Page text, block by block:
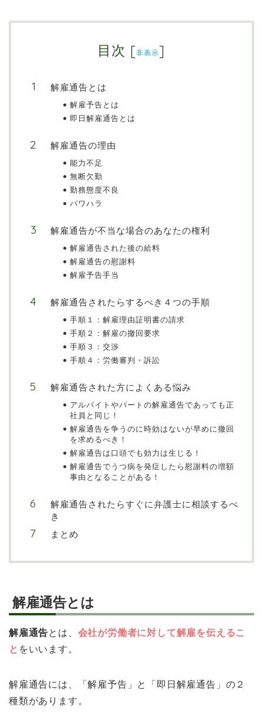
目次 [非表示]
解雇通告とは
解雇予告とは
即日解雇通告とは
解雇通告の理由
能力不足
無断欠勤
勤務態度不良
パワハラ
解雇通告が不当な場合のあなたの権利
解雇通告された後の給料
解雇通告の慰謝料
解雇予告手当
解雇通告されたらするべき４つの手順
手順１：解雇理由証明書の請求
手順２：解雇の撤回要求
手順３：交渉
手順４：労働審判・訴訟
解雇通告された方によくある悩み
アルバイトやパートの解雇通告であっても正
社員と同じ！
解雇通告を争うのに時効はないが早めに撤回
を求めるべき！
解雇通告は口頭でも効力は生じる！
解雇通告でうつ病を発症したら慰謝料の増額
事由となることがある！
解雇通告されたらすぐに弁護士に相談するべ
き
まとめ
解雇通告とは
解雇通告とは、 会社が労働者に対して解雇を伝えるこ
と をいいます。
解雇通告には、「解雇予告」と「即日解雇通告」の２
種類があります。